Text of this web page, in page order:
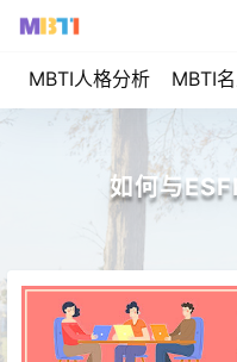
MBTI人格分析 MBTI
如何与